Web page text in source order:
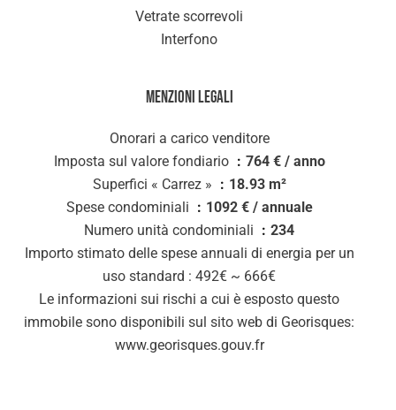
Vetrate scorrevoli
Interfono
Menzioni legali
Onorari a carico venditore
Imposta sul valore fondiario
764 € / anno
Superfici « Carrez »
18.93 m²
Spese condominiali
1092 € / annuale
Numero unità condominiali
234
Importo stimato delle spese annuali di energia per un
uso standard : 492€ ~ 666€
Le informazioni sui rischi a cui è esposto questo
immobile sono disponibili sul sito web di Georisques:
www.georisques.gouv.fr